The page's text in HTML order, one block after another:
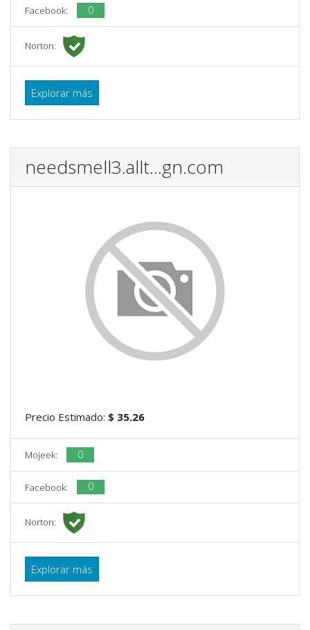
Facebook: 0
Norton:
Explorar más
needsmell3.allt...gn.com
Precio Estimado: $ 35.26
Mojeek: 0
Facebook: 0
Norton:
Explorar más